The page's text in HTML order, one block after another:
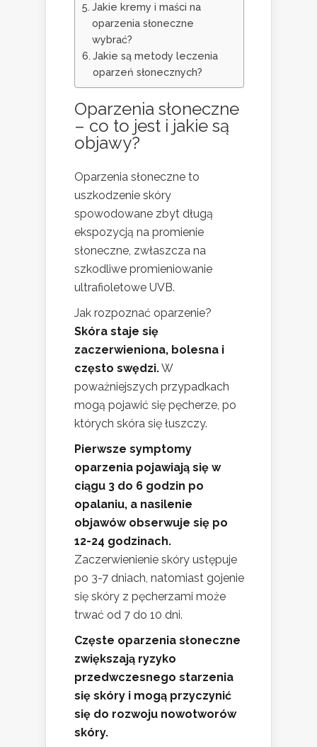
Jakie kremy i maści na
oparzenia słoneczne
wybrać?
Jakie są metody leczenia
oparzeń słonecznych?
Oparzenia słoneczne
– co to jest i jakie są
objawy?
Oparzenia słoneczne to
uszkodzenie skóry
spowodowane zbyt długą
ekspozycją na promienie
słoneczne, zwłaszcza na
szkodliwe promieniowanie
ultrafioletowe UVB.
Jak rozpoznać oparzenie?
Skóra staje się
zaczerwieniona, bolesna i
często swędzi.W
poważniejszych przypadkach
mogą pojawić się pęcherze, po
których skóra się łuszczy.
Pierwsze symptomy
oparzenia pojawiają się w
ciągu 3 do 6 godzin po
opalaniu, a nasilenie
objawów obserwuje się po
12-24 godzinach.
Zaczerwienienie skóry ustępuje
po 3-7 dniach, natomiast gojenie
się skóry z pęcherzami może
trwać od 7 do 10 dni.
Częste oparzenia słoneczne
zwiększają ryzyko
przedwczesnego starzenia
się skóry i mogą przyczynić
się do rozwoju nowotworów
skóry.